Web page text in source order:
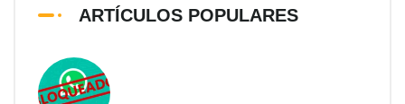
ARTÍCULOS POPULARES